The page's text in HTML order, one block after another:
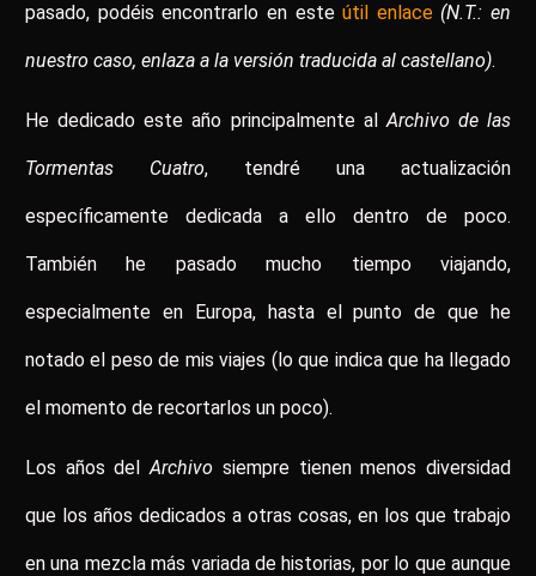
pasado, podéis encontrarlo en esteútil enlace (N.T.: en
nuestro caso, enlaza a la versión traducida al castellano).
He dedicado este año principalmente alArchivo de las
Tormentas Cuatro, tendré una actualización
específicamente dedicada a ello dentro de poco.
También he pasado mucho tiempo viajando,
especialmente en Europa, hasta el punto de que he
notado el peso de mis viajes (lo que indica que ha llegado
el momento de recortarlos un poco).
Los años delArchivo siempre tienen menos diversidad
que los años dedicados a otras cosas, en los que trabajo
en una mezcla más variada de historias, por lo que aunque